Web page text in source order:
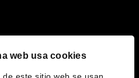
web usa cookies